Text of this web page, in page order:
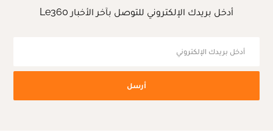
أدخل بريدك الإلكتروني للتوصل بآخر الأخبار Le360
أرسل